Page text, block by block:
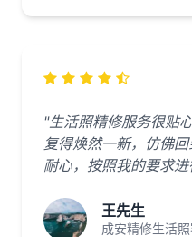
"生活照精修服务很贴
复得焕然一新，仿佛
耐心，按照我的要求
王先生
成安精修生活照